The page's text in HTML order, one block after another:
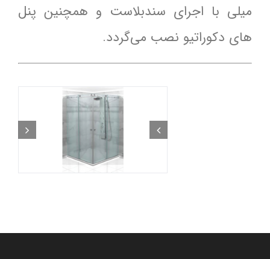
میلی با اجرای سندبلاست و همچنین پنل
های دکوراتیو نصب می‌گردد.